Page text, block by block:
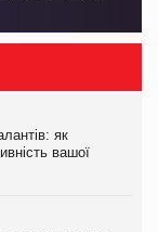
як
вашої